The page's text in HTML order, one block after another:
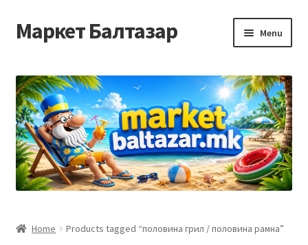
Skip
to
Skip
to
Маркет Балтазар Menu
Checkout
Homepage
Privacy Policy
Home Products tagged “половина грил / половина рамна”